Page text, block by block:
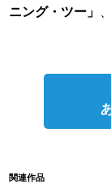
ニング・ツー」
関連作品